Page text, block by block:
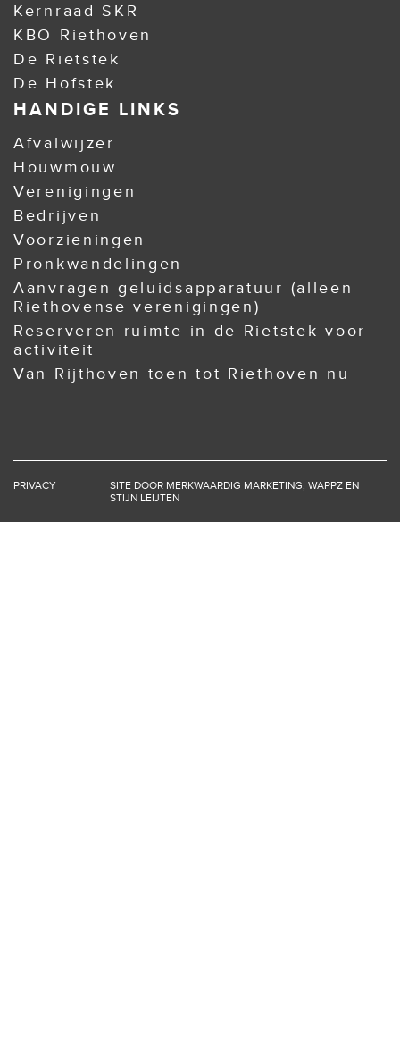
Kernraad SKR
KBO Riethoven
De Rietstek
De Hofstek
HANDIGE LINKS
Afvalwijzer
Houwmouw
Verenigingen
Bedrijven
Voorzieningen
Pronkwandelingen
Aanvragen geluidsapparatuur (alleen
Riethovense verenigingen)
Reserveren ruimte in de Rietstek voor
activiteit
Van Rijthoven toen tot Riethoven nu
PRIVACY SITE DOOR MERKWAARDIG MARKETING WAPPZ EN
STIJN LEIJTEN